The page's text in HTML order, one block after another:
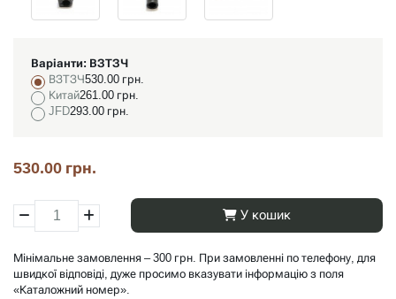
Варіанти: ВЗТЗЧ
ВЗТЗЧ530.00 грн.
Китай261.00 грн.
JFD293.00 грн.
530.00 грн.
У кошик
Мінімальне замовлення – 300 грн. При замовленні по телефону, для
швидкої відповіді, дуже просимо вказувати інформацію з поля
«Каталожний номер».